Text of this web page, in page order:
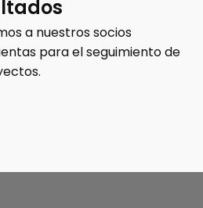
a nuestros socios
para el seguimiento de